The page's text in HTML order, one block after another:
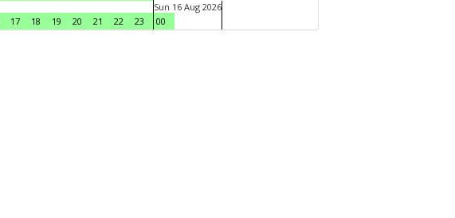
17 18 19 20 21 22 23
Sun 16 Aug 2026
00